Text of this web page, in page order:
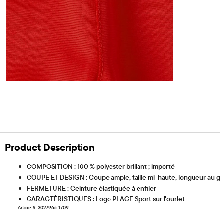
Product Description
COMPOSITION : 100 % polyester brillant ; importé
COUPE ET DESIGN : Coupe ample, taille mi-haute, longueur au
FERMETURE : Ceinture élastiquée à enfiler
CARACTÉRISTIQUES : Logo PLACE Sport sur l'ourlet
Article #: 3027966_1709